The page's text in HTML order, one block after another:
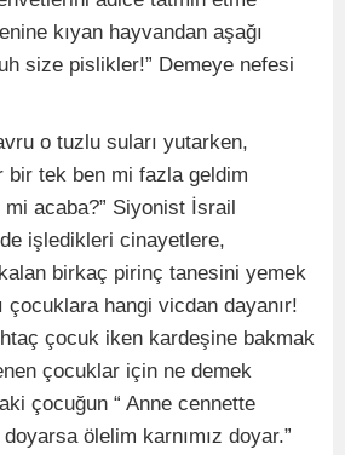
kıyan hayvandan aşağı
size pislikler!” Demeye nefesi
o tuzlu suları yutarken,
bir tek ben mi fazla geldim
mi acaba?” Siyonist İsrail
işledikleri cinayetlere,
birkaç pirinç tanesini yemek
çocuklara hangi vicdan dayanır!
çocuk iken kardeşine bakmak
çocuklar için ne demek
çocuğun “ Anne cennette
doyarsa ölelim karnımız doyar.”